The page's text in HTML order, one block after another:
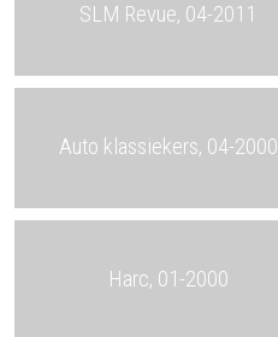
SLM Revue, 04-2011
Auto klassiekers, 04-2000
Harc, 01-2000